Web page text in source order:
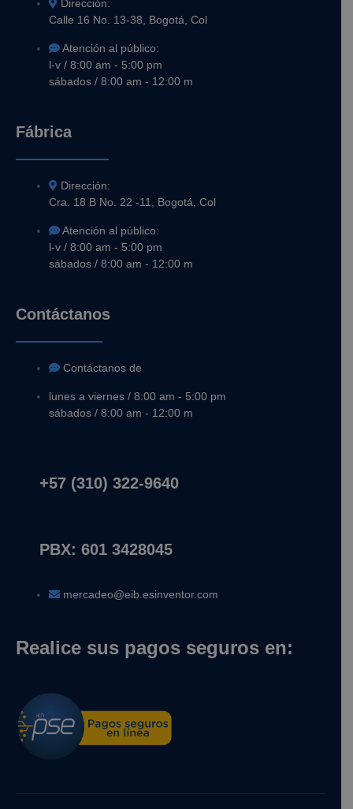
Dirección:
Calle 16 No. 13-38, Bogotá, Col
Atención al público:
l-v / 8:00 am - 5:00 pm
sábados / 8:00 am - 12:00 m
Fábrica
Dirección:
Cra. 18 B No. 22 -11, Bogotá, Col
Atención al público:
l-v / 8:00 am - 5:00 pm
sábados / 8:00 am - 12:00 m
Contáctanos
Contáctanos de
lunes a viernes / 8:00 am - 5:00 pm
sábados / 8:00 am - 12:00 m
+57 (310) 322-9640
PBX: 601 3428045
mercadeo@eib.esinventor.com
Realice sus pagos seguros en: